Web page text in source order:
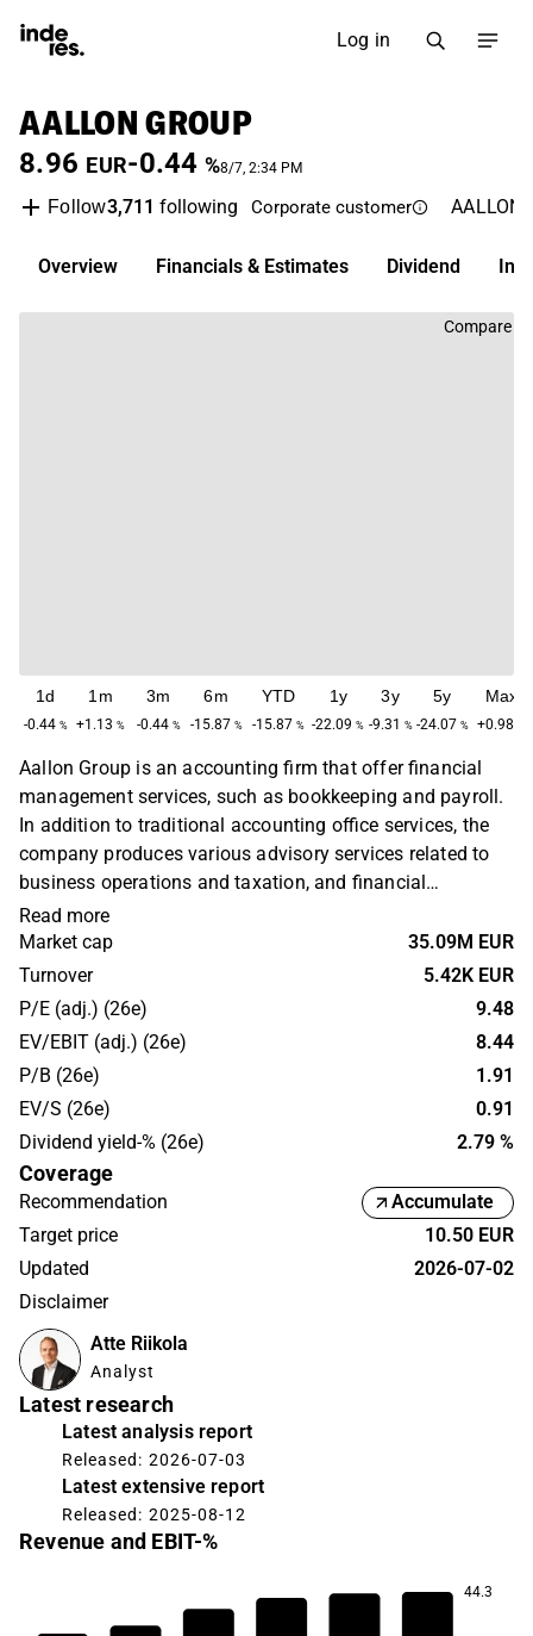
Log in
AALLON GROUP
8.96 EUR-0.44 %8/7, 2:34 PM
Follow3,711 following Corporate customer AALLON
Overview Financials & Estimates Dividend
Compare
1d
-0.44 %
1m
+1.13 %
3m
-0.44 %
6m
-15.87 %
YTD
-15.87 %
1y
-22.09 %
3y
-9.31 %
5y
-24.07 %
Max
+0.98
Aallon Group is an accounting firm that offer financial
management services, such as bookkeeping and payroll.
In addition to traditional accounting office services, the
company produces various advisory services related to
business operations and taxation, and financial
management consulting. In addition, the company does
its own application development in digital services and
automation of financial administration. The oldest
company in the group was founded in 1957.
Read more
Market cap
35.09M EUR
Turnover
5.42K EUR
P/E (adj.) (26e)
9.48
EV/EBIT (adj.) (26e)
8.44
P/B (26e)
1.91
EV/S (26e)
0.91
Dividend yield-% (26e)
2.79 %
Coverage
Recommendation
Accumulate
Target price
10.50 EUR
Updated
2026-07-02
Disclaimer
Atte Riikola
Analyst
Latest research
Latest analysis report
Released: 2026-07-03
Latest extensive report
Released: 2025-08-12
Revenue and EBIT-%
44.3